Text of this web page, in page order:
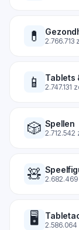
💊 2.766.713
📱 Tablets
2.747.131
🎲 Spellen
2.712.542
🧸 2.682.469
🖥️ 2.586.064